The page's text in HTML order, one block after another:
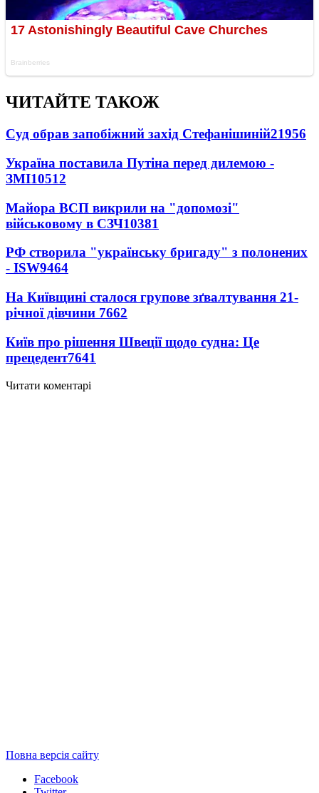
ЧИТАЙТЕ ТАКОЖ
Суд обрав запобіжний захід Стефанішиній21956
Україна поставила Путіна перед дилемою -
ЗМІ10512
Майора ВСП викрили на "допомозі"
військовому в СЗЧ10381
РФ створила "українську бригаду" з полонених
- ISW9464
На Київщині сталося групове зґвалтування 21-
річної дівчини 7662
Київ про рішення Швеції щодо судна: Це
прецедент7641
Читати коментарі
Повна версія сайту
Facebook